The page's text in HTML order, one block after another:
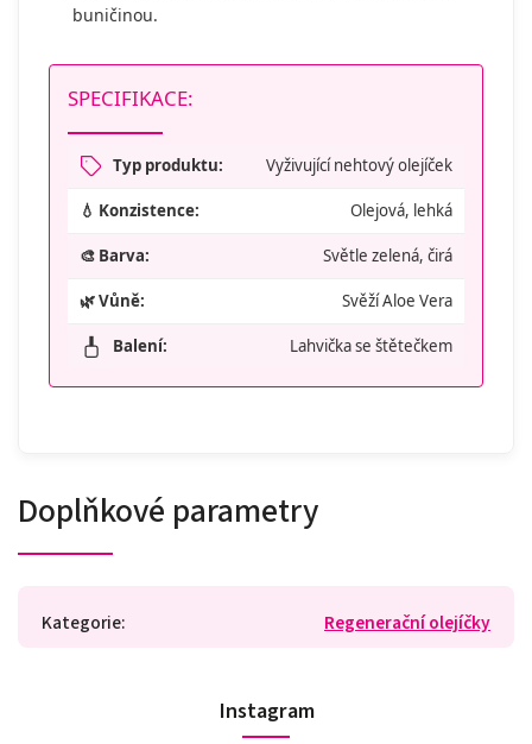
buničinou.
SPECIFIKACE:
Typ produktu: Vyživující nehtový olejíček
💧 Konzistence: Olejová, lehká
🎨 Barva: Světle zelená, čirá
🌿 Vůně: Svěží Aloe Vera
Balení: Lahvička se štětečkem
Doplňkové parametry
Kategorie: Regenerační olejíčky
Instagram